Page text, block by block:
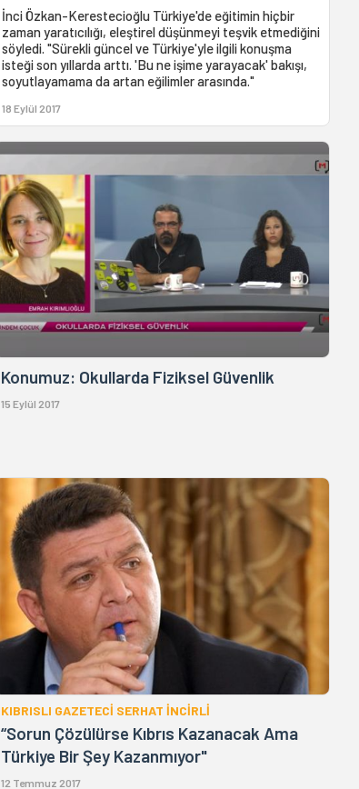
İnci Özkan-Kerestecioğlu Türkiye'de eğitimin hiçbir
zaman yaratıcılığı, eleştirel düşünmeyi teşvik etmediğini
söyledi. "Sürekli güncel ve Türkiye'yle ilgili konuşma
isteği son yıllarda arttı. 'Bu ne işime yarayacak' bakışı,
soyutlayamama da artan eğilimler arasında."
18 Eylül 2017
Konumuz: Okullarda Fiziksel Güvenlik
15 Eylül 2017
KIBRISLI GAZETECİ SERHAT İNCİRLİ
“Sorun Çözülürse Kıbrıs Kazanacak Ama
Türkiye Bir Şey Kazanmıyor"
12 Temmuz 2017